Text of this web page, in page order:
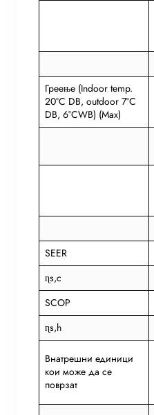
Греење (Indoor temp.
20°C DB, outdoor 7°C
DB, 6°CWB) (Max)
SEER
ɳs,c
SCOP
ɳs,h
Внатрешни единици
кои може да се
поврзат